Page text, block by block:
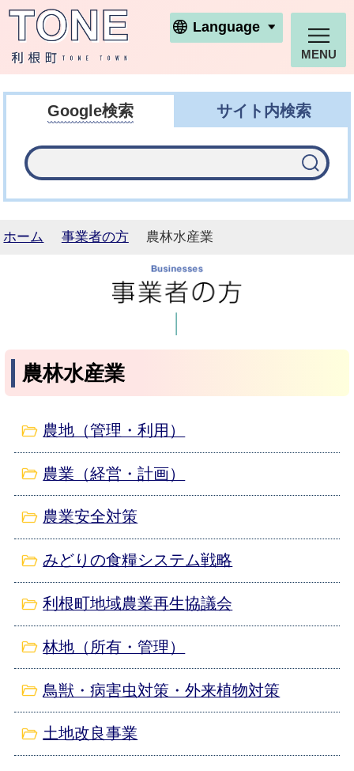
利根町ホームページ
Language
MENU
Google検索 サイト内検索
ホーム 事業者の方 農林水産業
農林水産業
農地（管理・利用）
農業（経営・計画）
農業安全対策
みどりの食糧システム戦略
利根町地域農業再生協議会
林地（所有・管理）
鳥獣・病害虫対策・外来植物対策
土地改良事業